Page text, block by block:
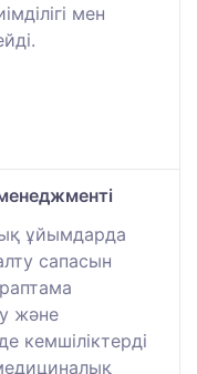
мен
ұйымдарда
сапасын
және
кемшіліктерді